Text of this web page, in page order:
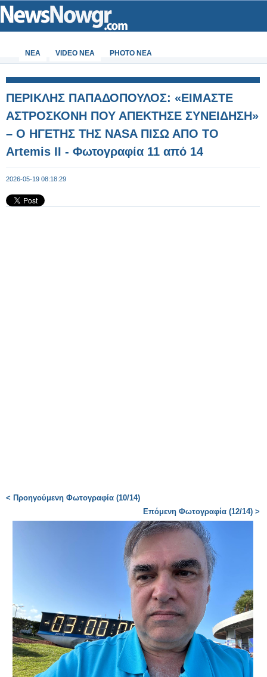
ΝΕΑ VIDEO NEA PHOTO NEA
ΠΕΡΙΚΛΗΣ ΠΑΠΑΔΟΠΟΥΛΟΣ: «ΕΙΜΑΣΤΕ
ΑΣΤΡΟΣΚΟΝΗ ΠΟΥ ΑΠΕΚΤΗΣΕ ΣΥΝΕΙΔΗΣΗ»
– Ο ΗΓΕΤΗΣ ΤΗΣ NASA ΠΙΣΩ ΑΠΟ ΤΟ
Artemis II - Φωτογραφία 11 από 14
2026-05-19 08:18:29
< Προηγούμενη Φωτογραφία (10/14)
Επόμενη Φωτογραφία (12/14) >